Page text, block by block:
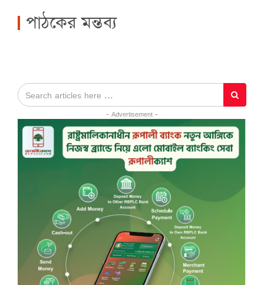
পাঠকের মন্তব্য
- Advertisement -